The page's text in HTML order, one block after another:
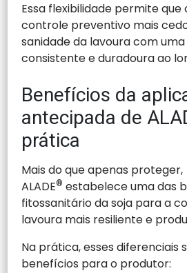
Essa flexibilidade permite
controle preventivo mais
sanidade da lavoura com
consistente e duradoura ao
Benefícios da
antecipada de
prática
Mais do que apenas proteger,
ALADE® estabelece uma das
fitossanitário da soja para a
lavoura mais resiliente e
Na prática, esses diferenciais
benefícios para o produtor: